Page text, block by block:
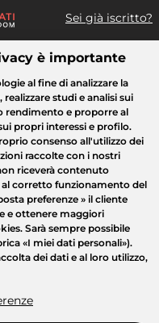
Sei già iscritto?
Elettrodomestici
è importante
al fine di analizzare la
studi e analisi sui
rendimento e proporre al
propri interessi e profilo.
consenso all'utilizzo dei
raccolte con i nostri
riceverà contenuto
al corretto funzionamento del
preferenze » il cliente
e ottenere maggiori
Sarà sempre possibile
«I miei dati personali»).
dei dati e al loro utilizzo,